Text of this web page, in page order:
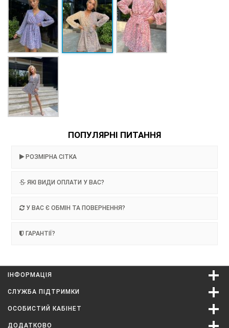
ПОПУЛЯРНІ ПИТАННЯ
РОЗМІРНА СІТКА
ЯКІ ВИДИ ОПЛАТИ У ВАС?
У ВАС Є ОБМІН ТА ПОВЕРНЕННЯ?
ГАРАНТІЇ?
ІНФОРМАЦІЯ
СЛУЖБА ПІДТРИМКИ
ОСОБИСТИЙ КАБІНЕТ
ДОДАТКОВО